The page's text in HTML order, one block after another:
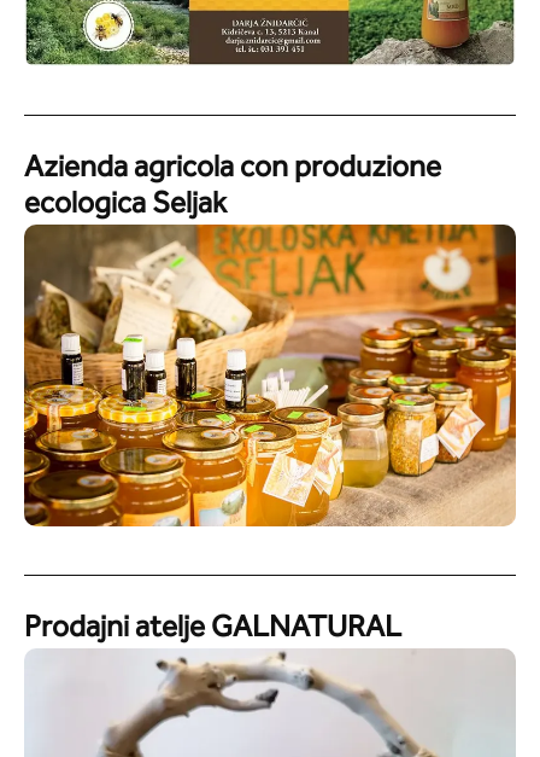
Azienda agricola con produzione
ecologica Seljak
Prodajni atelje GALNATURAL